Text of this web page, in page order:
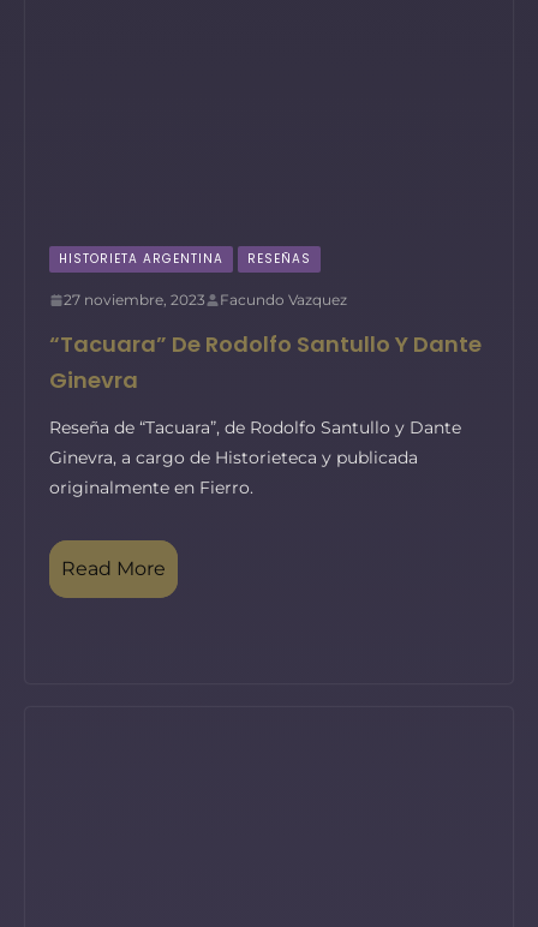
HISTORIETA ARGENTINA RESEÑAS
27 noviembre, 2023 Facundo Vazquez
“Tacuara” De Rodolfo Santullo Y Dante
Ginevra
Reseña de “Tacuara”, de Rodolfo Santullo y Dante
Ginevra, a cargo de Historieteca y publicada
originalmente en Fierro.
Read More